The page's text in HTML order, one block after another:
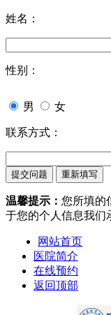
姓名：
性别：
男 女
联系方式：
温馨提示： 您所填的
于您的个人信息我们
网站首页
医院简介
在线预约
返回顶部